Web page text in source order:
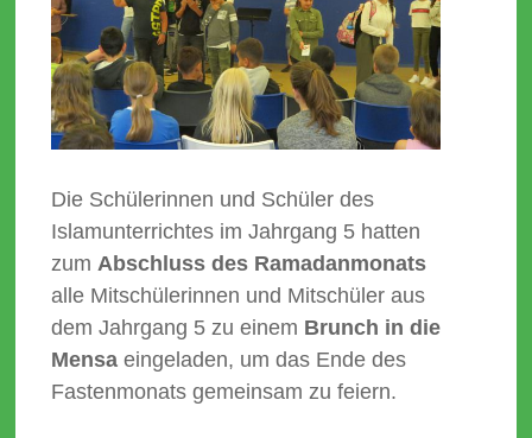
Die Schülerinnen und Schüler des
Islamunterrichtes im Jahrgang 5 hatten
zum Abschluss des Ramadanmonats
alle Mitschülerinnen und Mitschüler aus
dem Jahrgang 5 zu einem Brunch in die
Mensaeingeladen, um das Ende des
Fastenmonats gemeinsam zu feiern.